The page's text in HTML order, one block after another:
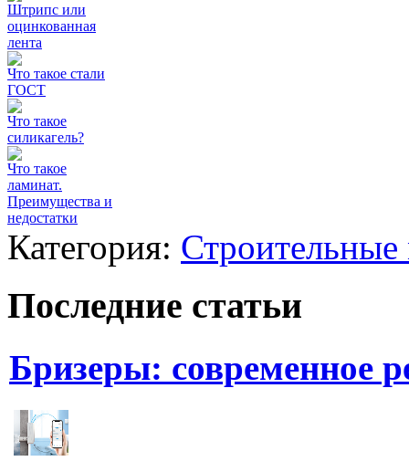
Штрипс или
оцинкованная
лента
Что такое стали
ГОСТ
Что такое
силикагель?
Что такое
ламинат.
Преимущества и
недостатки
Категория:
Последние статьи
Бризеры: современное